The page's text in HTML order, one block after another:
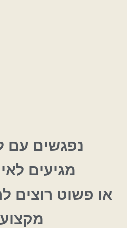
נפגשים עם
מגיעים לאי
או פשוט רוצים ל
מקצוע